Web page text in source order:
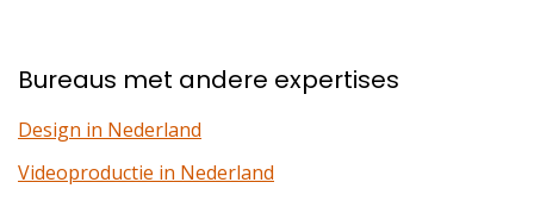
Bureaus met andere expertises
Design in Nederland
Videoproductie in Nederland